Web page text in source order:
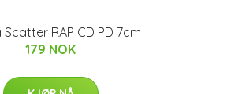
RAP CD PD 7cm
179 NOK